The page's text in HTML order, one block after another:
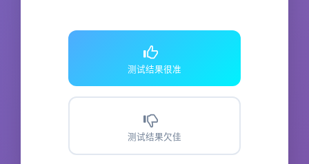
测试结果很准
测试结果欠佳